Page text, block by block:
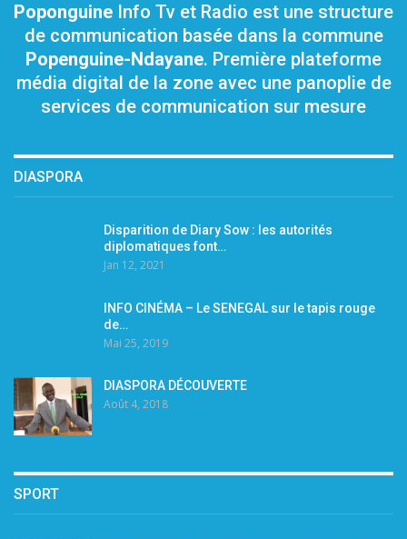
Poponguine Info Tv et Radio est une structure
de communication basée dans la commune
Popenguine-Ndayane. Première plateforme
média digital de la zone avec une panoplie de
services de communication sur mesure
DIASPORA
Disparition de Diary Sow : les autorités
diplomatiques font…
Jan 12, 2021
INFO CINÉMA – Le SENEGAL sur le tapis rouge
de…
Mai 25, 2019
DIASPORA DÉCOUVERTE
Août 4, 2018
SPORT